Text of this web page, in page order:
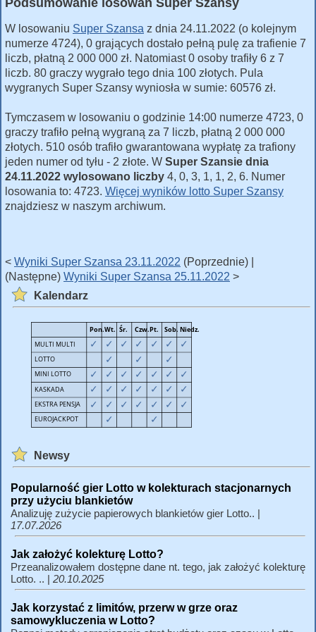
W losowaniu Super Szansa z dnia 24.11.2022 (o kolejnym
numerze 4724), 0 grających dostało pełną pulę za trafienie 7
liczb, płatną 2 000 000 zł. Natomiast 0 osoby trafiły 6 z 7
liczb. 80 graczy wygrało tego dnia 100 złotych. Pula
wygranych Super Szansy wyniosła w sumie: 60576 zł.
Tymczasem w losowaniu o godzinie 14:00 numerze 4723, 0
graczy trafiło pełną wygraną za 7 liczb, płatną 2 000 000
złotych. 510 osób trafiło gwarantowana wypłatę za trafiony
jeden numer od tyłu - 2 złote. W Super Szansie dnia
24.11.2022 wylosowano liczby 4, 0, 3, 1, 1, 2, 6. Numer
losowania to: 4723. Więcej wyników lotto Super Szansy
znajdziesz w naszym archiwum.
< Wyniki Super Szansa 23.11.2022 (Poprzednie) |
(Następne) Wyniki Super Szansa 25.11.2022 >
Kalendarz
Newsy
Popularność gier Lotto w kolekturach stacjonarnych
przy użyciu blankietów
Analizuję zużycie papierowych blankietów gier Lotto.. |
17.07.2026
Jak założyć kolekturę Lotto?
Przeanalizowałem dostępne dane nt. tego, jak założyć kolekturę
Lotto. .. | 20.10.2025
Jak korzystać z limitów, przerw w grze oraz
samowykluczenia w Lotto?